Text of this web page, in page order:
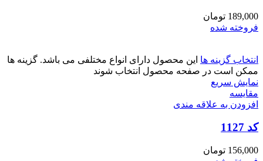
189,000 تومان
فروخته شده
انتخاب گزینه ها این محصول دارای انواع مختلفی می باشد. گزینه ها
ممکن است در صفحه محصول انتخاب شوند
نمایش سریع
مقايسه
افزودن به علاقه مندی
کد 1127
156,000 تومان